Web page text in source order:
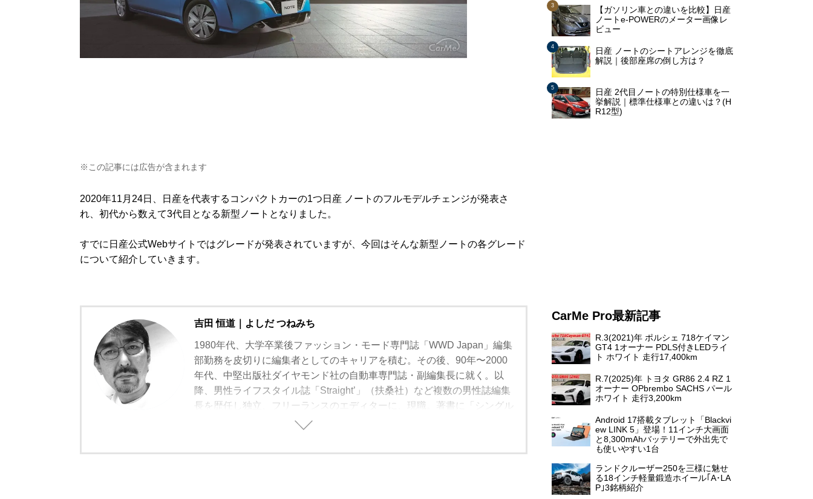
※この記事には広告が含まれます
2020年11月24日、日産を代表するコンパクトカーの1つ日産 ノートのフルモデルチェンジが発表さ
れ、初代から数えて3代目となる新型ノートとなりました。
すでに日産公式Webサイトではグレードが発表されていますが、今回はそんな新型ノートの各グレード
について紹介していきます。
吉田 恒道｜よしだ つねみち
1980年代、大学卒業後ファッション・モード専門誌「WWD Japan」編集
部勤務を皮切りに編集者としてのキャリアを積む。その後、90年〜2000
年代、中堅出版社ダイヤモンド社の自動車専門誌・副編集長に就く。以
降、男性ライフスタイル誌「Straight’」（扶桑社）など複数の男性誌編集
長を歴任し独立、フリーランスのエディターに、現職。著書に「シングル
モルトの愉しみ方」（学習研究社）がある。
【ガソリン車との違いを比較】日産
ノートe-POWERのメーター画像レ
ビュー
日産 ノートのシートアレンジを徹底
解説｜後部座席の倒し方は？
日産 2代目ノートの特別仕様車を一
挙解説｜標準仕様車との違いは？(H
R12型)
CarMe Pro最新記事
R.3(2021)年 ポルシェ 718ケイマン
GT4 1オーナー PDLS付きLEDライ
ト ホワイト 走行17,400km
R.7(2025)年 トヨタ GR86 2.4 RZ 1
オーナー OPbrembo SACHS パール
ホワイト 走行3,200km
Android 17搭載タブレット「Blackvi
ew LINK 5」登場！11インチ大画面
と8,300mAhバッテリーで外出先で
も使いやすい1台
ランドクルーザー250を三様に魅せ
る18インチ軽量鍛造ホイール｢A･LA
P｣3銘柄紹介